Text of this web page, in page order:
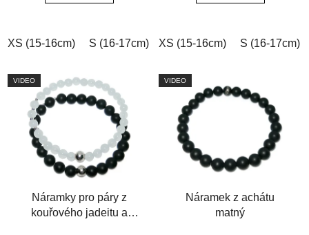
XS (15-16cm) S (16-17cm) M (17-18cm) L (18-19cm)
XS (15-16cm) S (16-17cm)
VIDEO
Náramky pro páry z
kouřového jadeitu a
VIDEO
Náramek z achátu
matný